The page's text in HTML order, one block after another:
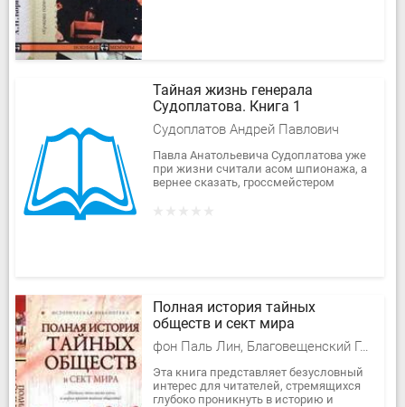
Тайная жизнь генерала
Судоплатова. Книга 1
Судоплатов Андрей Павлович
Павла Анатольевича Судоплатова уже
при жизни считали асом шпионажа, а
вернее сказать, гроссмейстером
Полная история тайных
обществ и сект мира
фон Паль Лин, Благовещенский Глеб, Спаров Виктор
Эта книга представляет безусловный
интерес для читателей, стремящихся
глубоко проникнуть в историю и